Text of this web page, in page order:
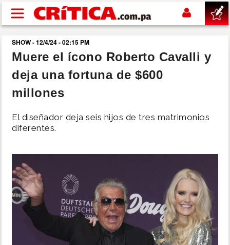
Pasar al contenido principal
buscar
SUCESOS
POLÍTICA
SHOW
DEPORTES
MUNDO
SHOW - 12/4/24 - 02:15 PM
Muere el ícono Roberto Cavalli y
deja una fortuna de $600
millones
El diseñador deja seis hijos de tres matrimonios
diferentes.